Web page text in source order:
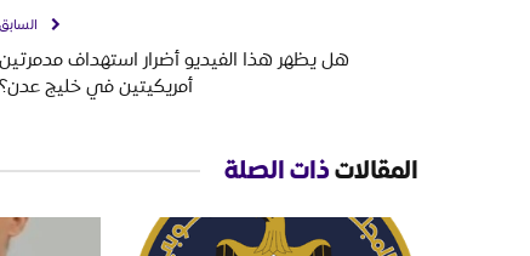
السابق
هل يظهر هذا الفيديو أضرار استهداف مدمرتين
أمريكيتين في خليج عدن؟
المقالاتذات الصلة